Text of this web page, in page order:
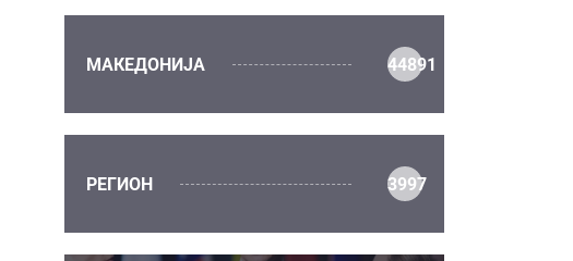
МАКЕДОНИЈА 44891
РЕГИОН 3997